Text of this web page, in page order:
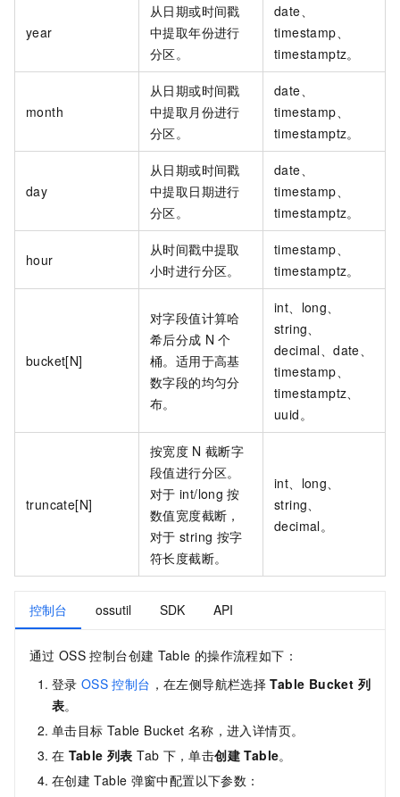
year
从日期或时间戳
中提取年份进行
分区。
date、
timestamp、
timestamptz。
month
从日期或时间戳
中提取月份进行
分区。
date、
timestamp、
timestamptz。
day
从日期或时间戳
中提取日期进行
分区。
date、
timestamp、
timestamptz。
hour
从时间戳中提取
小时进行分区。
timestamp、
timestamptz。
bucket[N]
对字段值计算哈
希后分成 N 个
桶。适用于高基
数字段的均匀分
布。
int、long、
string、
decimal、date、
timestamp、
timestamptz、
uuid。
truncate[N]
按宽度 N 截断字
段值进行分区。
对于 int/long 按
数值宽度截断，
对于 string 按字
符长度截断。
int、long、
string、
decimal。
控制台 ossutil SDK API
通过 OSS 控制台创建 Table 的操作流程如下：
登录 OSS 控制台 ，在左侧导航栏选择 Table Bucket 列
表。
单击目标 Table Bucket 名称，进入详情页。
在 Table 列表 Tab 下，单击创建 Table。
在创建 Table 弹窗中配置以下参数：